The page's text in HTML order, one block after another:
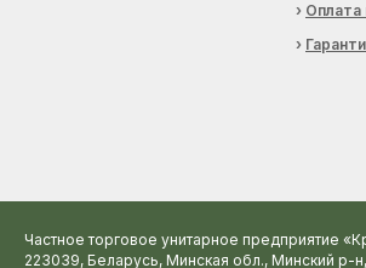
› Оплата
›
Частное торговое унитарное предприятие
223039, Беларусь, Минская обл., Минский р-